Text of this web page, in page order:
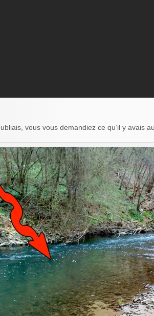
vous vous demandiez ce qu’il y avais